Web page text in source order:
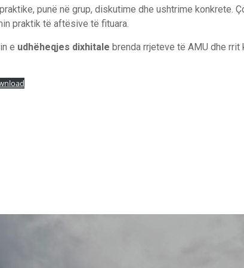
punë në grup, diskutime dhe ushtrime konkrete.
praktik të aftësive të fituara.
e udhëheqjes dixhitale brenda rrjeteve të AMU dhe